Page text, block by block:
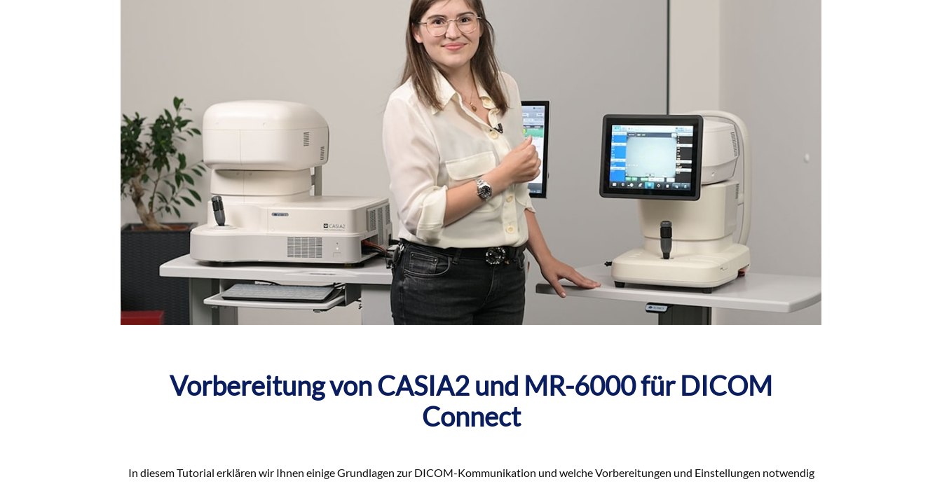
Vorbereitung von CASIA2 und MR-6000 für DICOM
Connect
In diesem Tutorial erklären wir Ihnen einige Grundlagen zur DICOM-Kommunikation und welche Vorbereitungen und Einstellungen notwendig